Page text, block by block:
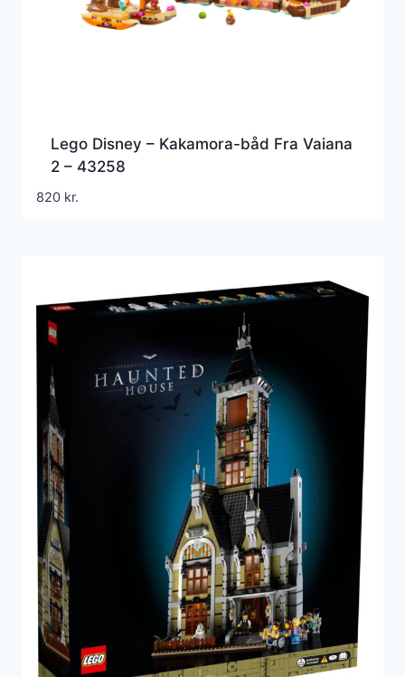
Lego Disney – Kakamora-båd Fra Vaiana
2 – 43258
820 kr.